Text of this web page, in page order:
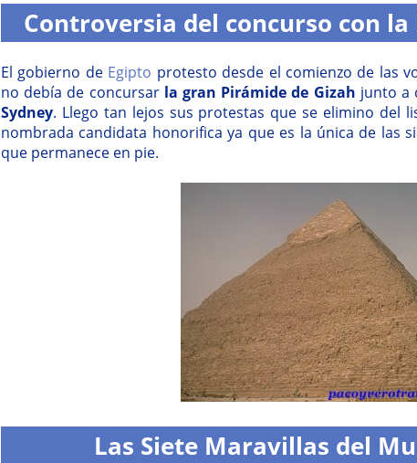
Controversia del concurso con
El gobierno de Egipto protesto desde el comienzo de las
no debía de concursar la gran Pirámide de Gizah junto a
Sydney. Llego tan lejos sus protestas que se elimino del
nombrada candidata honorifica ya que es la única de las
que permanece en pie.
Las Siete Maravillas del